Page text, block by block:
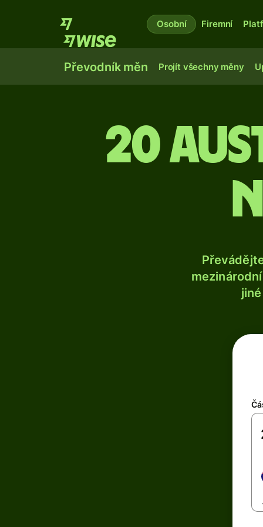
Osobní Firemní
Převodník měn Projít všechny měny
20